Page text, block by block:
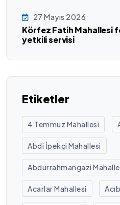
27 Mayıs 2026
Körfez Fatih Mahallesi
yetkili servisi
Etiketler
4 Temmuz Mahallesi
Abdi İpekçi Mahallesi
Abdurrahmangazi
Acarlar Mahallesi